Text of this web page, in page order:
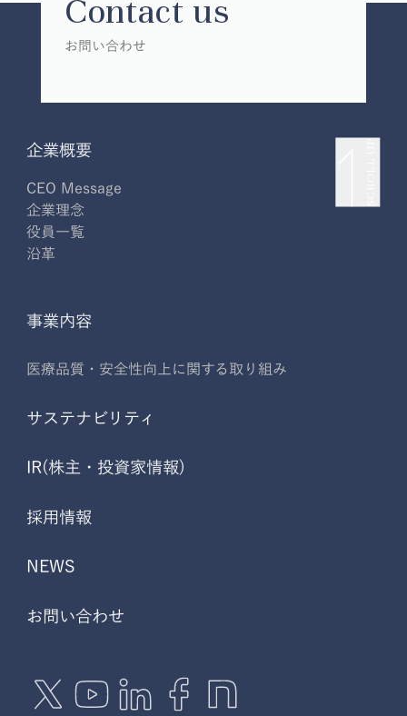
Contact us
お問い合わせ
企業概要
CEO Message
企業理念
役員一覧
沿革
事業内容
医療品質・安全性向上に関する取り組み
サステナビリティ
IR(株主・投資家情報)
採用情報
NEWS
お問い合わせ